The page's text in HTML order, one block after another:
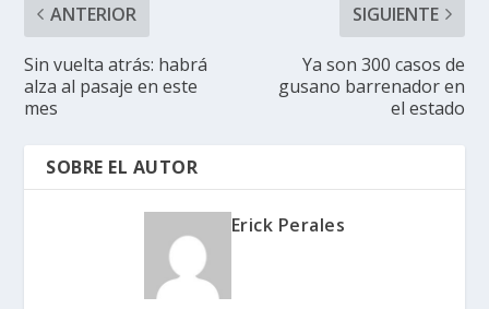
ANTERIOR
Sin vuelta atrás: habrá
alza al pasaje en este
mes
SIGUIENTE
Ya son 300 casos de
gusano barrenador en
el estado
SOBRE EL AUTOR
Erick Perales